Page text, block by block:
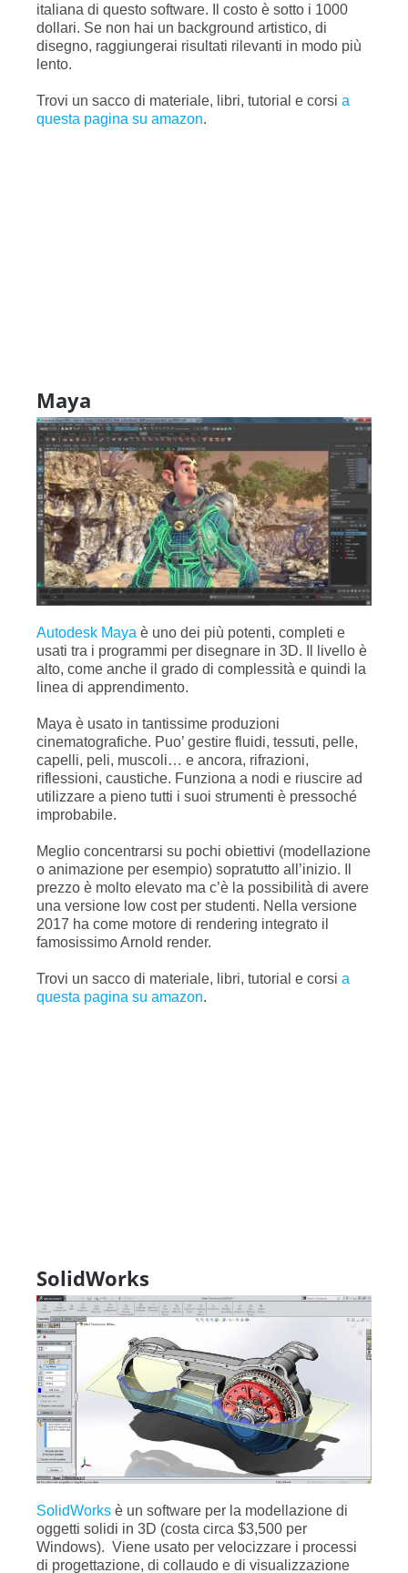
italiana di questo software. Il costo è sotto i 1000
dollari. Se non hai un background artistico, di
disegno, raggiungerai risultati rilevanti in modo più
lento.
Trovi un sacco di materiale, libri, tutorial e corsi a
questa pagina su amazon.
Maya
Autodesk Maya è uno dei più potenti, completi e
usati tra i programmi per disegnare in 3D. Il livello è
alto, come anche il grado di complessità e quindi la
linea di apprendimento.
Maya è usato in tantissime produzioni
cinematografiche. Puo’ gestire fluidi, tessuti, pelle,
capelli, peli, muscoli… e ancora, rifrazioni,
riflessioni, caustiche. Funziona a nodi e riuscire ad
utilizzare a pieno tutti i suoi strumenti è pressoché
improbabile.
Meglio concentrarsi su pochi obiettivi (modellazione
o animazione per esempio) sopratutto all’inizio. Il
prezzo è molto elevato ma c’è la possibilità di avere
una versione low cost per studenti. Nella versione
2017 ha come motore di rendering integrato il
famosissimo Arnold render.
Trovi un sacco di materiale, libri, tutorial e corsi a
questa pagina su amazon.
SolidWorks
SolidWorks è un software per la modellazione di
oggetti solidi in 3D (costa circa $3,500 per
Windows). Viene usato per velocizzare i processi
di progettazione, di collaudo e di visualizzazione